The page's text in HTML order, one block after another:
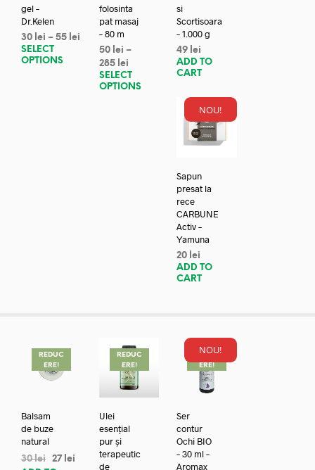
gel –
Dr.Kelen
30 lei – 55 lei
SELECT
OPTIONS
folosinta
pat masaj
– 80 m
50 lei –
285 lei
SELECT
OPTIONS
si
Scortisoara
– 1.000 g
49 lei
ADD TO
CART
NOU!
Sapun
presat la
rece
CARBUNE
Activ –
Yamuna
20 lei
ADD TO
CART
REDUC
ERE!
Balsam
de buze
natural
30lei 27 lei
REDUC
ERE!
Ulei
esențial
pur și
terapeutic
de
NOU!
REDUC
ERE!
Ser
contur
Ochi BIO
– 30 ml –
Aromax